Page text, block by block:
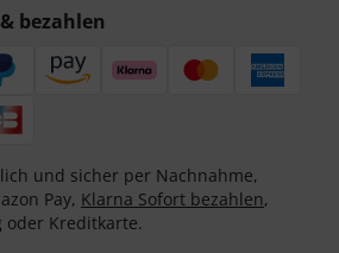
bezahlen
und sicher per Nachnahme,
Pay, Klarna Sofort bezahlen,
oder Kreditkarte.